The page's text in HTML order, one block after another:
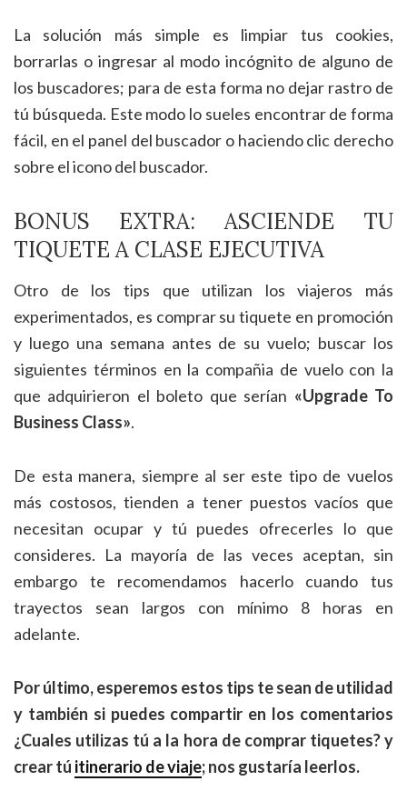
La solución más simple es limpiar tus cookies,
borrarlas o ingresar al modo incógnito de alguno de
los buscadores; para de esta forma no dejar rastro de
tú búsqueda. Este modo lo sueles encontrar de forma
fácil, en el panel del buscador o haciendo clic derecho
sobre el icono del buscador.
BONUS EXTRA: ASCIENDE TU
TIQUETE A CLASE EJECUTIVA
Otro de los tips que utilizan los viajeros más
experimentados, es comprar su tiquete en promoción
y luego una semana antes de su vuelo; buscar los
siguientes términos en la compañia de vuelo con la
que adquirieron el boleto que serían «Upgrade To
Business Class».
De esta manera, siempre al ser este tipo de vuelos
más costosos, tienden a tener puestos vacíos que
necesitan ocupar y tú puedes ofrecerles lo que
consideres. La mayoría de las veces aceptan, sin
embargo te recomendamos hacerlo cuando tus
trayectos sean largos con mínimo 8 horas en
adelante.
Por último, esperemos estos tips te sean de utilidad
y también si puedes compartir en los comentarios
¿Cuales utilizas tú a la hora de comprar tiquetes? y
crear tú itinerario de viaje; nos gustaría leerlos.